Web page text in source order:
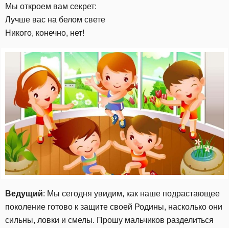
Мы откроем вам секрет:
Лучше вас на белом свете
Никого, конечно, нет!
Ведущий: Мы сегодня увидим, как наше подрастающее
поколение готово к защите своей Родины, насколько они
сильны, ловки и смелы. Прошу мальчиков разделиться